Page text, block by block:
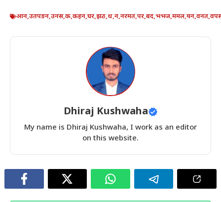
आन,उतपडन,उनस,क,कहन,घर,झठ,थ,न,नरमत,पर,बद,भभज,ममल,यन,वनत,
Dhiraj Kushwaha
My name is Dhiraj Kushwaha, I work as an editor
on this website.